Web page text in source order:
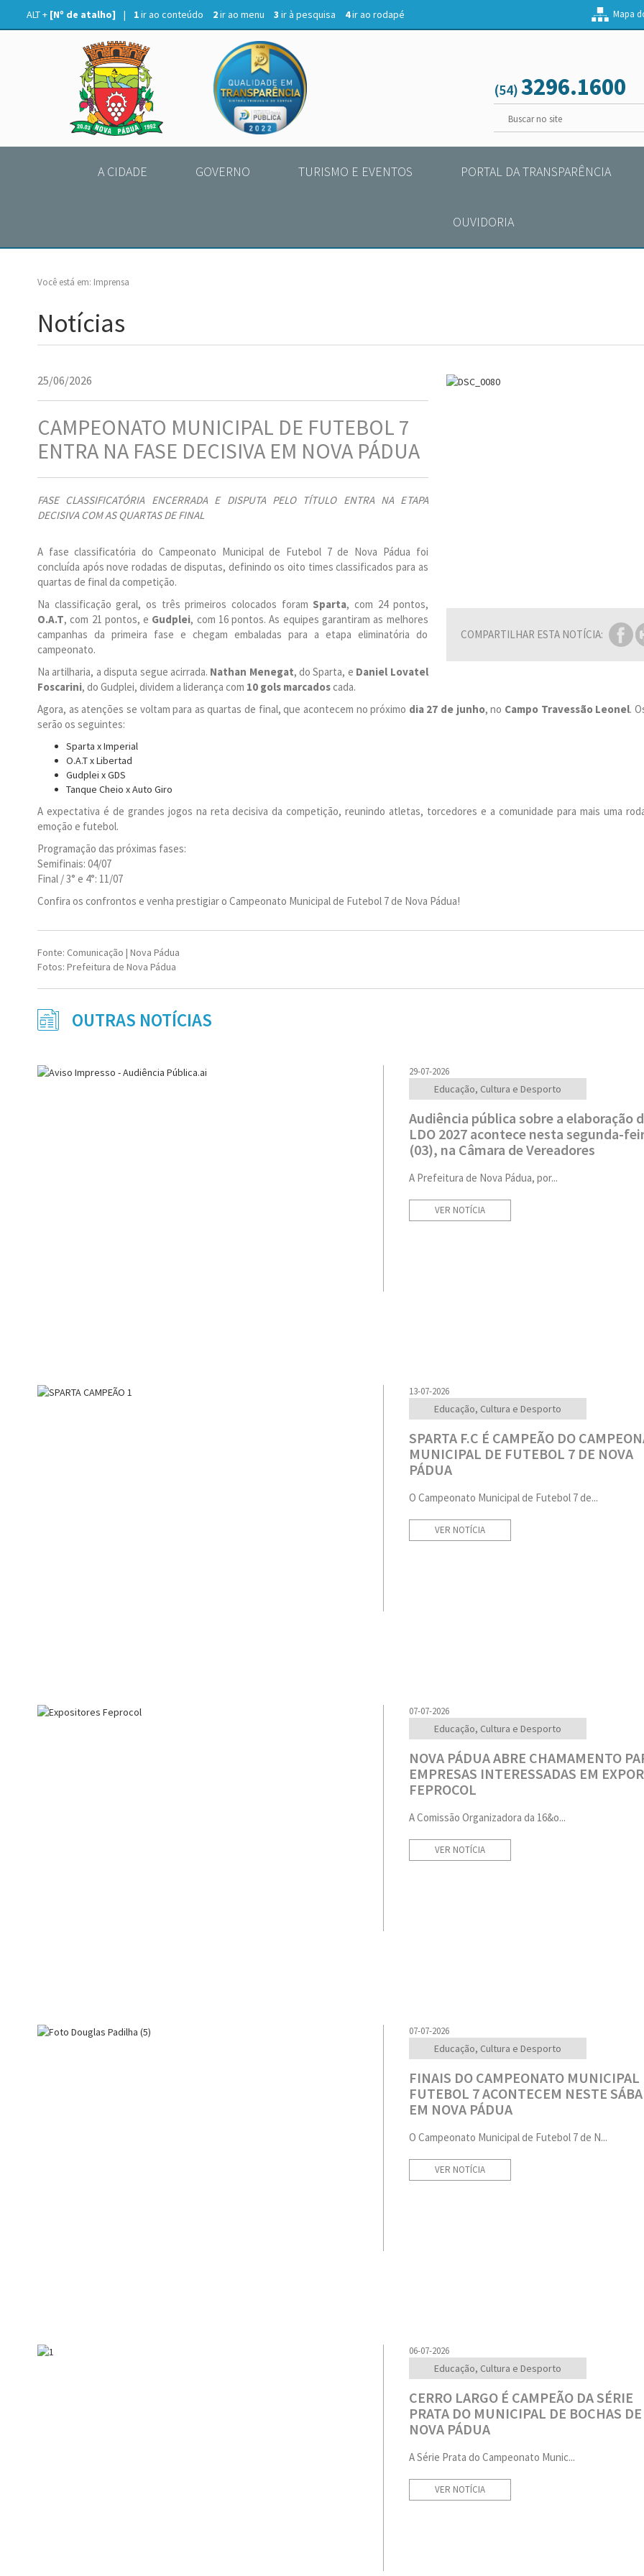
ALT + [Nº de atalho] | 1ir ao conteúdo 2ir ao menu 3 ir à pesquisa 4ir ao rodapé Mapa
(54) 3296.1600
A CIDADE GOVERNO TURISMO E EVENTOS PORTAL DA TRANSPARÊNCIA
OUVIDORIA
Você está em: Imprensa
Notícias
COMPARTILHAR ESTA NOTÍCIA:
25/06/2026
CAMPEONATO MUNICIPAL DE FUTEBOL 7
ENTRA NA FASE DECISIVA EM NOVA PÁDUA
FASE CLASSIFICATÓRIA ENCERRADA E DISPUTA PELO TÍTULO ENTRA NA ETAPA
DECISIVA COM AS QUARTAS DE FINAL
A fase classificatória do Campeonato Municipal de Futebol 7 de Nova Pádua foi
concluída após nove rodadas de disputas, definindo os oito times classificados para as
quartas de final da competição.
Na classificação geral, os três primeiros colocados foram Sparta, com 24 pontos,
O.A.T, com 21 pontos, e Gudplei, com 16 pontos. As equipes garantiram as melhores
campanhas da primeira fase e chegam embaladas para a etapa eliminatória do
campeonato.
Na artilharia, a disputa segue acirrada. Nathan Menegat, do Sparta, e Daniel Lovatel
Foscarini, do Gudplei, dividem a liderança com 10 gols marcadoscada.
Agora, as atenções se voltam para as quartas de final, que acontecem no próximo dia 27 de junho, no Campo Travessão Leonel.
serão os seguintes:
Sparta x Imperial
O.A.T x Libertad
Gudplei x GDS
Tanque Cheio x Auto Giro
A expectativa é de grandes jogos na reta decisiva da competição, reunindo atletas, torcedores e a comunidade para mais uma
emoção e futebol.
Programação das próximas fases:
Semifinais: 04/07
Final / 3° e 4°: 11/07
Confira os confrontos e venha prestigiar o Campeonato Municipal de Futebol 7 de Nova Pádua!
Fonte: Comunicação | Nova Pádua
Fotos: Prefeitura de Nova Pádua
OUTRAS NOTÍCIAS
29-07-2026
Educação, Cultura e Desporto
Audiência pública sobre a elaboração
LDO 2027 acontece nesta segunda-
(03), na Câmara de Vereadores
A Prefeitura de Nova Pádua, por...
VER NOTÍCIA
13-07-2026
Educação, Cultura e Desporto
SPARTA F.C É CAMPEÃO DO
MUNICIPAL DE FUTEBOL 7 DE NOVA
PÁDUA
O Campeonato Municipal de Futebol 7 de...
VER NOTÍCIA
07-07-2026
Educação, Cultura e Desporto
NOVA PÁDUA ABRE CHAMAMENTO
EMPRESAS INTERESSADAS EM
FEPROCOL
A Comissão Organizadora da 16&o...
VER NOTÍCIA
07-07-2026
Educação, Cultura e Desporto
FINAIS DO CAMPEONATO MUNICIPAL
FUTEBOL 7 ACONTECEM NESTE
EM NOVA PÁDUA
O Campeonato Municipal de Futebol 7 de N...
VER NOTÍCIA
06-07-2026
Educação, Cultura e Desporto
CERRO LARGO É CAMPEÃO DA SÉRIE
PRATA DO MUNICIPAL DE BOCHAS DE
NOVA PÁDUA
A Série Prata do Campeonato Munic...
VER NOTÍCIA